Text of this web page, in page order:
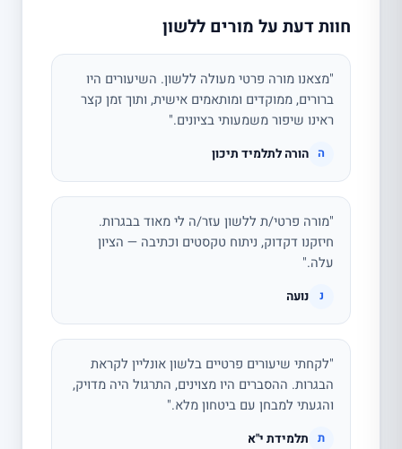
חוות דעת על מורים ללשון
"מצאנו מורה פרטי מעולה ללשון. השיעורים היו
ברורים, ממוקדים ומותאמים אישית, ותוך זמן קצר
ראינו שיפור משמעותי בציונים."
ה הורה לתלמיד תיכון
"מורה פרטי/ת ללשון עזר/ה לי מאוד בבגרות.
חיזקנו דקדוק, ניתוח טקסטים וכתיבה — הציון
עלה."
נ נועה
"לקחתי שיעורים פרטיים בלשון אונליין לקראת
הבגרות. ההסברים היו מצוינים, התרגול היה מדויק,
והגעתי למבחן עם ביטחון מלא."
ת תלמידת י"א